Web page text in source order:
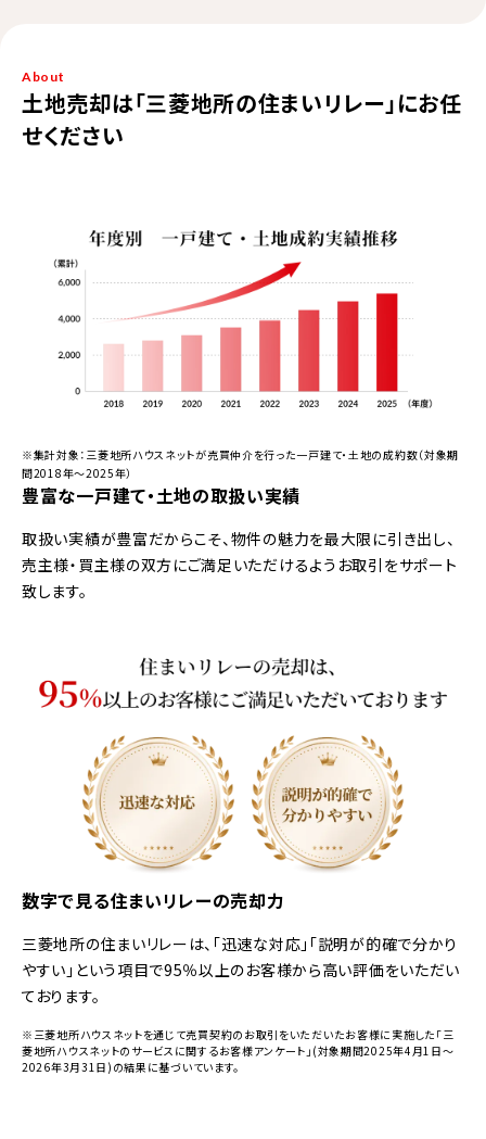
About
土地売却は「三菱地所の住まいリレー」にお任
せください
豊富な一戸建て・土地の取扱い実績
取扱い実績が豊富だからこそ、物件の魅力を最大限に引き出し、
売主様・買主様の双方にご満足いただけるようお取引をサポート
致します。
※集計対象：三菱地所ハウスネットが売買仲介を行った一戸建て・土地の成約数（対象期
間2018年～2025年）
数字で見る住まいリレーの売却力
三菱地所の住まいリレーは、「迅速な対応」「説明が的確で分かり
やすい」という項目で95％以上のお客様から高い評価をいただい
ております。
※三菱地所ハウスネットを通じて売買契約のお取引をいただいたお客様に実施した「三
菱地所ハウスネットのサービスに関するお客様アンケート」(対象期間2025年4月1日～
2026年3月31日)の結果に基づいています。